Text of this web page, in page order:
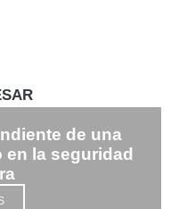
de una
la seguridad